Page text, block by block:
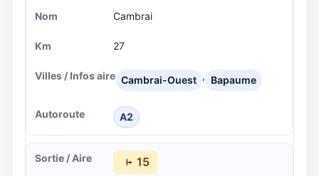
Cambrai
27
Cambrai-Ouest , Bapaume
A2
15